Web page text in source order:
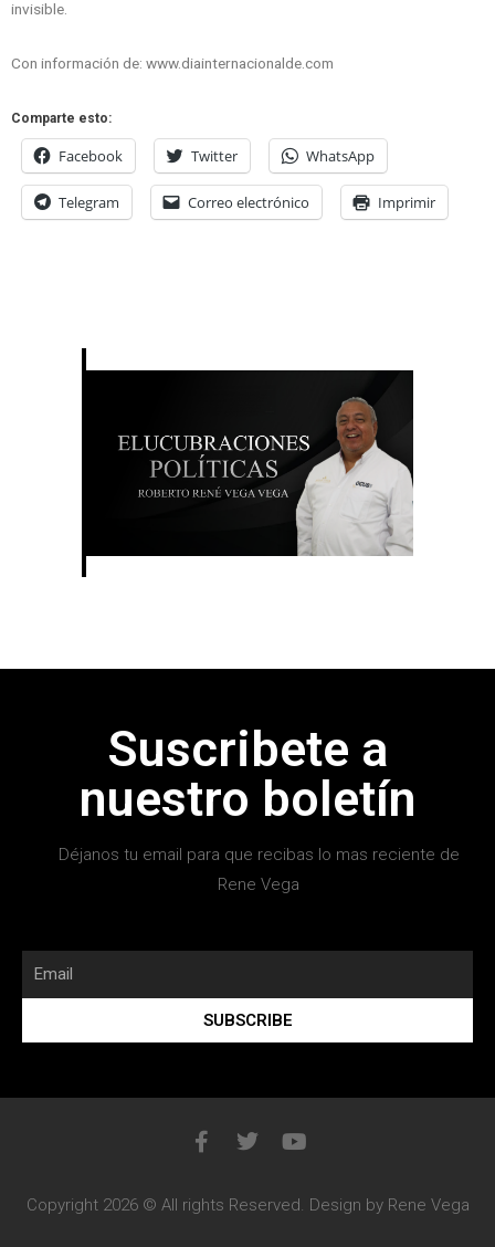
invisible.
Con información de: www.diainternacionalde.com
Comparte esto:
Facebook Twitter WhatsApp
Telegram Correo electrónico Imprimir
Suscribete a
nuestro boletín
Déjanos tu email para que recibas lo mas reciente de
Rene Vega
SUBSCRIBE
Copyright 2026 © All rights Reserved. Design by Rene Vega